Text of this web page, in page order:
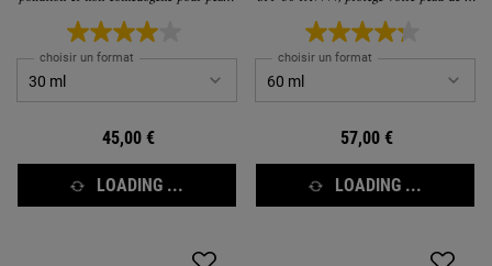
normales à grasses
choisir un format
45,00 €
LOADING ...
pollution
choisir un format
57,00 €
LOADING ...